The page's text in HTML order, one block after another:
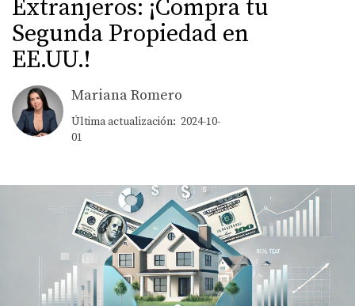
Extranjeros: ¡Compra tu
Segunda Propiedad en
EE.UU.!
Mariana Romero
Última actualización: 2024-10-
01